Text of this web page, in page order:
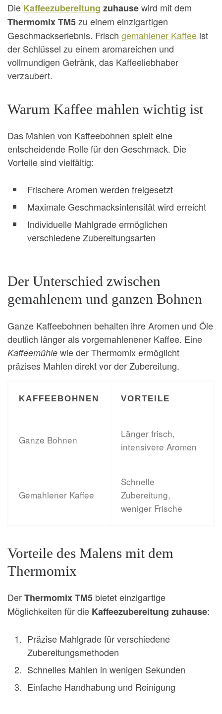
Die Kaffeezubereitung zuhausewird mit dem
Thermomix TM5zu einem einzigartigen
Geschmackserlebnis. Frisch gemahlener Kaffee ist
der Schlüssel zu einem aromareichen und
vollmundigen Getränk, das Kaffeeliebhaber
verzaubert.
Warum Kaffee mahlen wichtig ist
Das Mahlen von Kaffeebohnen spielt eine
entscheidende Rolle für den Geschmack. Die
Vorteile sind vielfältig:
Frischere Aromen werden freigesetzt
Maximale Geschmacksintensität wird erreicht
Individuelle Mahlgrade ermöglichen
verschiedene Zubereitungsarten
Der Unterschied zwischen
gemahlenem und ganzen Bohnen
Ganze Kaffeebohnen behalten ihre Aromen und Öle
deutlich länger als vorgemahlenener Kaffee. Eine
Kaffeemühle wie der Thermomix ermöglicht
präzises Mahlen direkt vor der Zubereitung.
KAFFEEBOHNEN VORTEILE
Ganze Bohnen
Länger frisch,
intensivere Aromen
Gemahlener Kaffee
Schnelle
Zubereitung,
weniger Frische
Vorteile des Malens mit dem
Thermomix
DerThermomix TM5 bietet einzigartige
Möglichkeiten für die Kaffeezubereitung zuhause:
Präzise Mahlgrade für verschiedene
Zubereitungsmethoden
Schnelles Mahlen in wenigen Sekunden
Einfache Handhabung und Reinigung